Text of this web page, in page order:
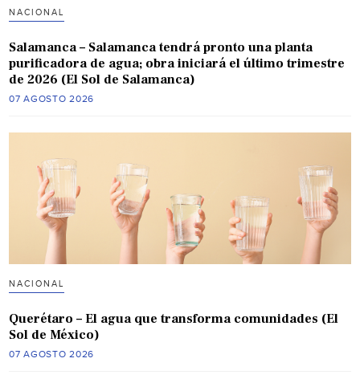
NACIONAL
Salamanca – Salamanca tendrá pronto una planta
purificadora de agua; obra iniciará el último trimestre
de 2026 (El Sol de Salamanca)
07 AGOSTO 2026
NACIONAL
Querétaro – El agua que transforma comunidades (El
Sol de México)
07 AGOSTO 2026